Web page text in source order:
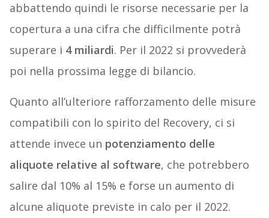
abbattendo quindi le risorse necessarie per la
copertura a una cifra che difficilmente potrà
superare i 4 miliardi. Per il 2022 si provvederà
poi nella prossima legge di bilancio.
Quanto all’ulteriore rafforzamento delle misure
compatibili con lo spirito del Recovery, ci si
attende invece un potenziamento delle
aliquote relative al software, che potrebbero
salire dal 10% al 15% e forse un aumento di
alcune aliquote previste in calo per il 2022.